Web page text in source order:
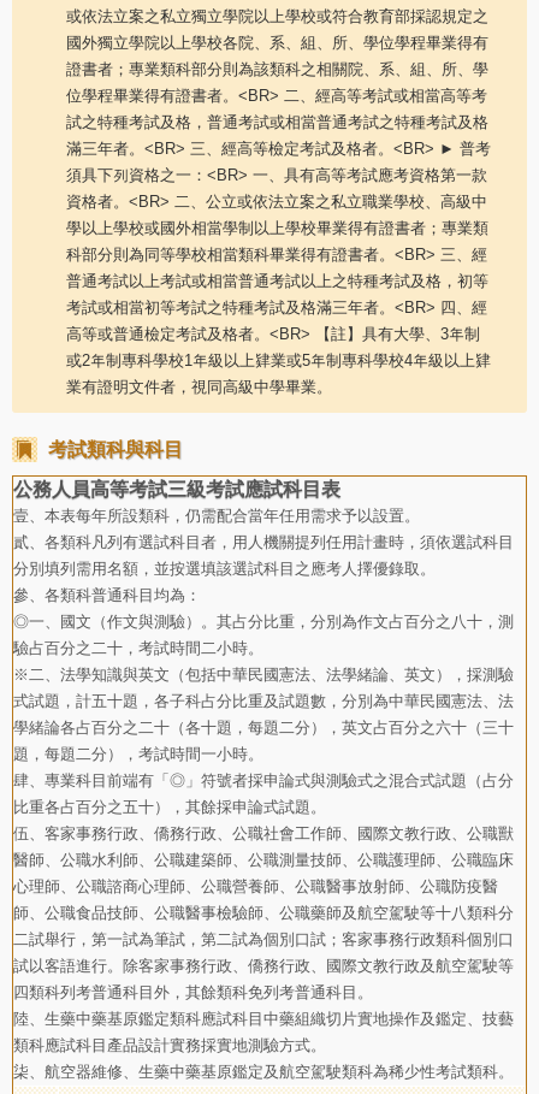
或依法立案之私立獨立學院以上學校或符合教育部採認規定之
國外獨立學院以上學校各院、系、組、所、學位學程畢業得有
證書者；專業類科部分則為該類科之相關院、系、組、所、學
位學程畢業得有證書者。<BR> 二、經高等考試或相當高等考
試之特種考試及格，普通考試或相當普通考試之特種考試及格
滿三年者。<BR> 三、經高等檢定考試及格者。<BR> ► 普考
須具下列資格之一：<BR> 一、具有高等考試應考資格第一款
資格者。<BR> 二、公立或依法立案之私立職業學校、高級中
學以上學校或國外相當學制以上學校畢業得有證書者；專業類
科部分則為同等學校相當類科畢業得有證書者。<BR> 三、經
普通考試以上考試或相當普通考試以上之特種考試及格，初等
考試或相當初等考試之特種考試及格滿三年者。<BR> 四、經
高等或普通檢定考試及格者。<BR> 【註】具有大學、3年制
或2年制專科學校1年級以上肄業或5年制專科學校4年級以上肄
業有證明文件者，視同高級中學畢業。
考試類科與科目
公務人員高等考試三級考試應試科目表
壹、本表每年所設類科，仍需配合當年任用需求予以設置。
貳、各類科凡列有選試科目者，用人機關提列任用計畫時，須依選試科目
分別填列需用名額，並按選填該選試科目之應考人擇優錄取。
參、各類科普通科目均為：
◎一、國文（作文與測驗）。其占分比重，分別為作文占百分之八十，測
驗占百分之二十，考試時間二小時。
※二、法學知識與英文（包括中華民國憲法、法學緒論、英文），採測驗
式試題，計五十題，各子科占分比重及試題數，分別為中華民國憲法、法
學緒論各占百分之二十（各十題，每題二分），英文占百分之六十（三十
題，每題二分），考試時間一小時。
肆、專業科目前端有「◎」符號者採申論式與測驗式之混合式試題（占分
比重各占百分之五十），其餘採申論式試題。
伍、客家事務行政、僑務行政、公職社會工作師、國際文教行政、公職獸
醫師、公職水利師、公職建築師、公職測量技師、公職護理師、公職臨床
心理師、公職諮商心理師、公職營養師、公職醫事放射師、公職防疫醫
師、公職食品技師、公職醫事檢驗師、公職藥師及航空駕駛等十八類科分
二試舉行，第一試為筆試，第二試為個別口試；客家事務行政類科個別口
試以客語進行。除客家事務行政、僑務行政、國際文教行政及航空駕駛等
四類科列考普通科目外，其餘類科免列考普通科目。
陸、生藥中藥基原鑑定類科應試科目中藥組織切片實地操作及鑑定、技藝
類科應試科目產品設計實務採實地測驗方式。
柒、航空器維修、生藥中藥基原鑑定及航空駕駛類科為稀少性考試類科。